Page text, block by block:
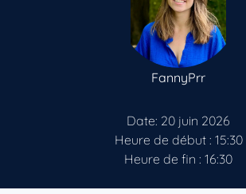
FannyPrr
Date: 20 juin 2026
Heure de début : 15:30
Heure de fin : 16:30